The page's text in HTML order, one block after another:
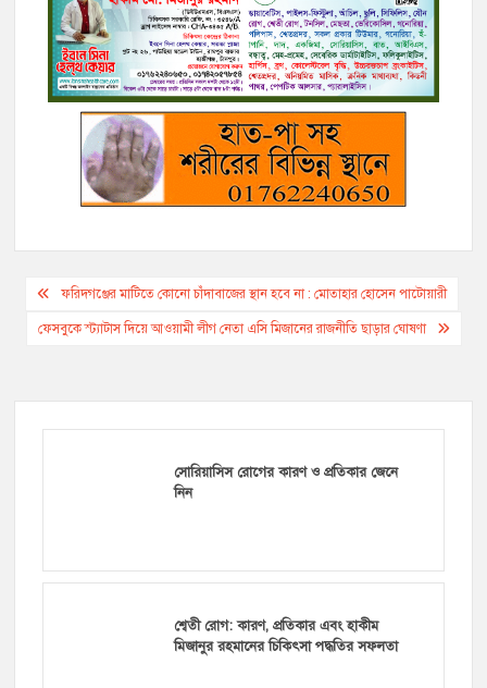
b
o
o
k
t
e
r
L
i
n
k
l
r
e
n
g
e
r
g
a
m
s
A
p
p
e
Post
navigation
ফরিদগঞ্জের মাটিতে কোনো চাঁদাবাজের স্থান হবে না : মোতাহার হোসেন পাটোয়ারী
ফেসবুকে স্ট্যাটাস দিয়ে আওয়ামী লীগ নেতা এসি মিজানের রাজনীতি ছাড়ার ঘোষণা
সোরিয়াসিস রোগের কারণ ও প্রতিকার জেনে
নিন
শ্বেতী রোগ: কারণ, প্রতিকার এবং হাকীম
মিজানুর রহমানের চিকিৎসা পদ্ধতির সফলতা